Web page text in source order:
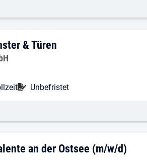
für Fenster & Türen
& Türen
Befristung:
Unbefristet
Talente an der
an der Ostsee (m/w/d)